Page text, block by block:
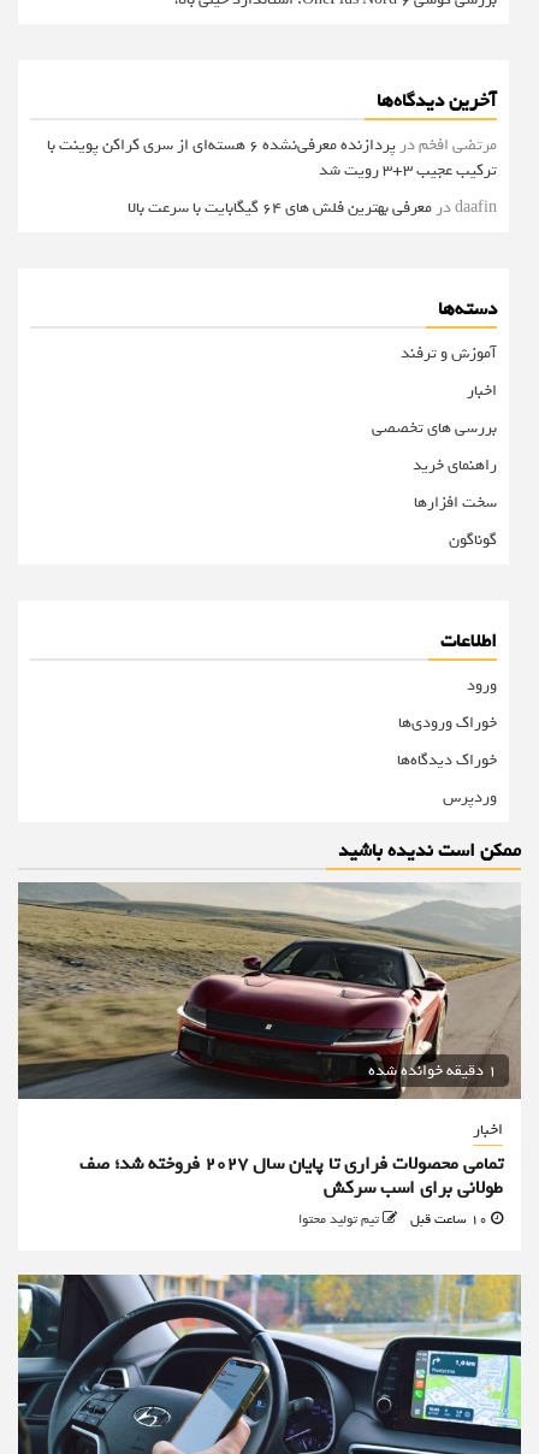
آخرین دیدگاه‌ها
مرتضی افخمدر
پردازنده معرفی‌نشده 6 هسته‌ای از سری کراکن پوینت با
ترکیب عجیب 3+3 رویت شد
daafinدرمعرفی بهترین فلش های 64 گیگابایت با سرعت بالا
دسته‌ها
آموزش و ترفند
اخبار
بررسی های تخصصی
راهنمای خرید
سخت افزارها
گوناگون
اطلاعات
ورود
خوراک ورودی‌ها
خوراک دیدگاه‌ها
وردپرس
ممکن است ندیده باشید
1 دقیقه خوانده شده
اخبار
تمامی محصولات فراری تا پایان سال ۲۰۲۷ فروخته شد؛ صف
طولانی برای اسب سرکش
تیم تولید محتوا